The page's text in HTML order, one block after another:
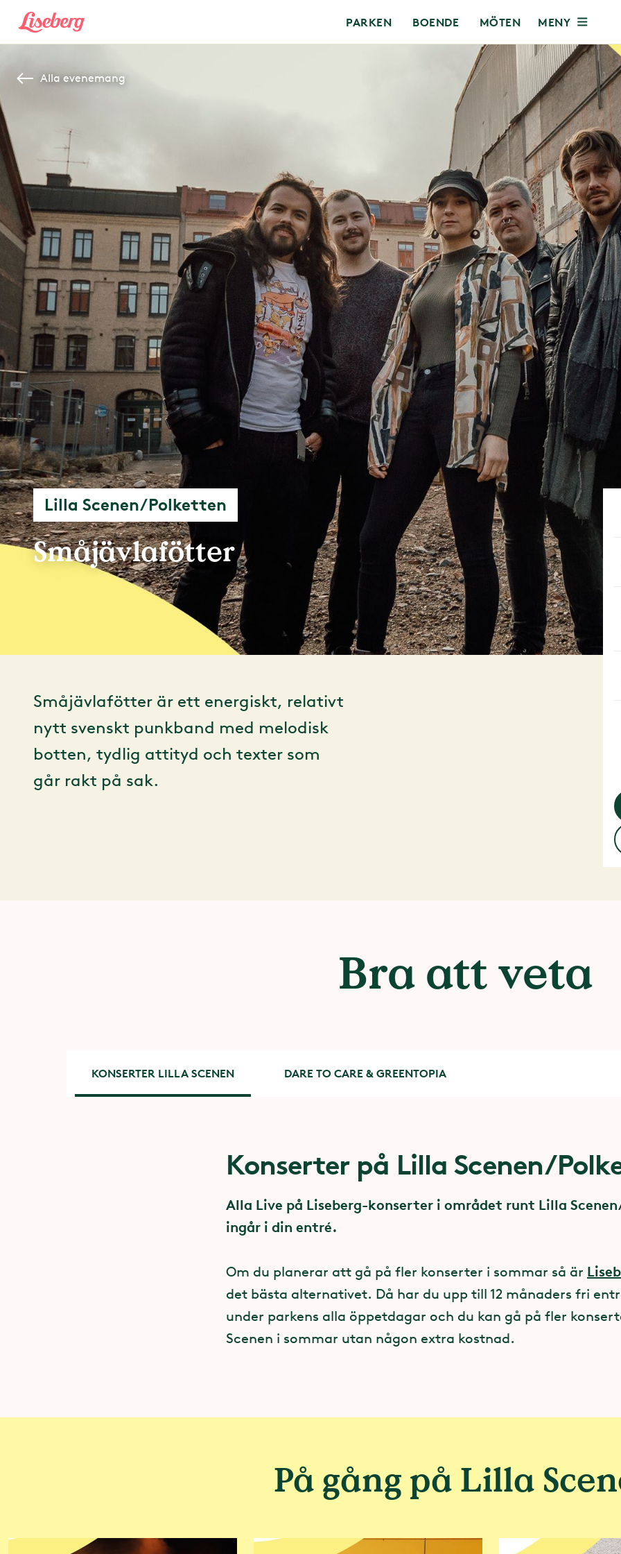
PARKEN BOENDE MÖTEN MENY
Alla evenemang
Lilla Scenen/Polketten
Småjävlafötter
Småjävlafötter är ett energiskt, relativt
nytt svenskt punkband med melodisk
botten, tydlig attityd och texter som
går rakt på sak.
Bra att veta
KONSERTER LILLA SCENEN DARE TO CARE & GREENTOPIA
Konserter på Lilla Scenen/
Alla Live på Liseberg-konserter i området runt Lilla
ingår i din entré.
Om du planerar att gå på fler konserter i sommar så är
det bästa alternativet. Då har du upp till 12 månaders fri
under parkens alla öppetdagar och du kan gå på fler
Scenen i sommar utan någon extra kostnad.
Dare to Care
- en satsning på ömsesidighet och
sexuella övergrepp
Tillsammans med Svensk Live, RFSU och flera andra
och artister jobbar vi för allas rätt till sin kropp och sin
festivaler och klubbar - och överallt. Dare to Care handlar
om att skapa en publikkultur som förespråkar
ömsesidighet och samspel i sexuella relationer. I praktiken
plats.
Läs mer om Dare to Care här
På gång på Lilla